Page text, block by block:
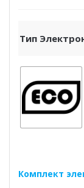
Тип
Комплект